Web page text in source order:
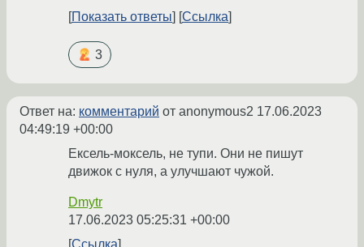
Показать ответы Ссылка
3
Ответ на: комментарий от anonymous2 17.06.2023
04:49:19 +00:00
Ексель-моксель, не тупи. Они не пишут
движок с нуля, а улучшают чужой.
Dmytr
17.06.2023 05:25:31 +00:00